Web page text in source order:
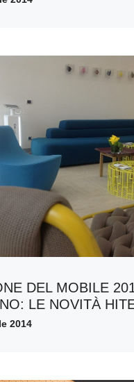
DEL MOBILE
LE NOVITÀ
2014